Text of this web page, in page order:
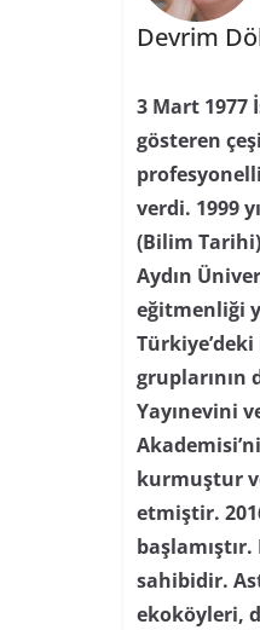
Devrim
3 Mart 1977
gösteren
verdi. 1999
(Bilim
Aydın
eğitmenliği
gruplarının
Yayınevini
kurmuştur
etmiştir.
sahibidir.
ekoköyleri,